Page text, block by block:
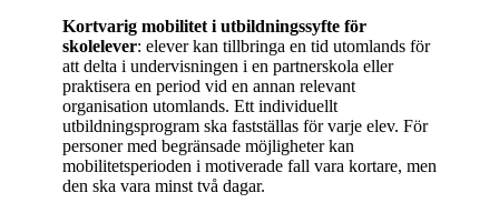
Kortvarig mobilitet i utbildningssyfte för
skolelever: elever kan tillbringa en tid utomlands för
att delta i undervisningen i en partnerskola eller
praktisera en period vid en annan relevant
organisation utomlands. Ett individuellt
utbildningsprogram ska fastställas för varje elev. För
personer med begränsade möjligheter kan
mobilitetsperioden i motiverade fall vara kortare, men
den ska vara minst två dagar.